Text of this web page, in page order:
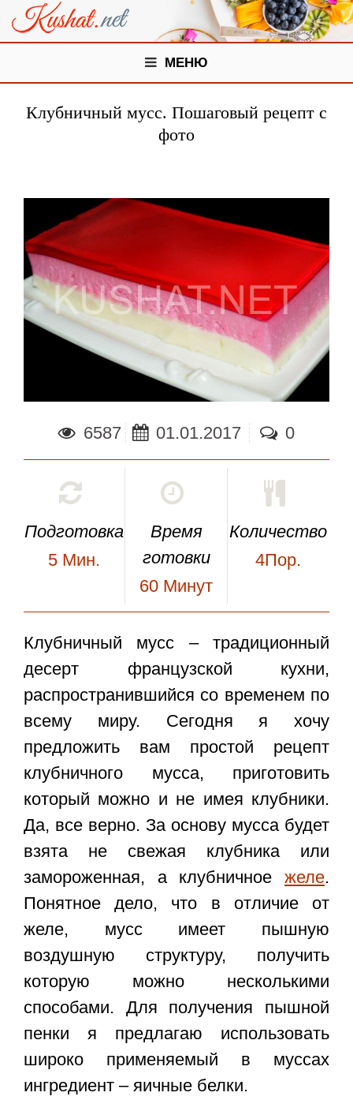
МЕНЮ
Клубничный мусс. Пошаговый рецепт с
фото
6587 01.01.2017 0
Подготовка
5 Мин.
Время
готовки
60 Минут
Количество
4Пор.
Клубничный мусс – традиционный
десерт французской кухни,
распространившийся со временем по
всему миру. Сегодня я хочу
предложить вам простой рецепт
клубничного мусса, приготовить
который можно и не имея клубники.
Да, все верно. За основу мусса будет
взята не свежая клубника или
замороженная, а клубничное желе.
Понятное дело, что в отличие от
желе, мусс имеет пышную
воздушную структуру, получить
которую можно несколькими
способами. Для получения пышной
пенки я предлагаю использовать
широко применяемый в муссах
ингредиент – яичные белки.